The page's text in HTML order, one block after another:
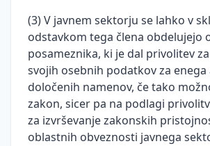
(3) V javnem sektorju se lahko v
odstavkom tega člena obdelujejo
posameznika, ki je dal privolitev
svojih osebnih podatkov za enega
določenih namenov, če tako
zakon, sicer pa na podlagi
za izvrševanje zakonskih
oblastnih obveznosti javnega